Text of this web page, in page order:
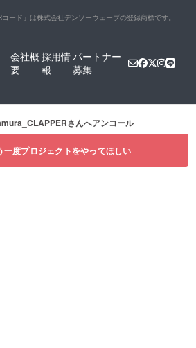
コード」は株式会社デンソーウェーブの登録商標です。
会社概
要
採用情
報
パートナー
募集
さんへアンコール
一度プロジェクトをやってほしい